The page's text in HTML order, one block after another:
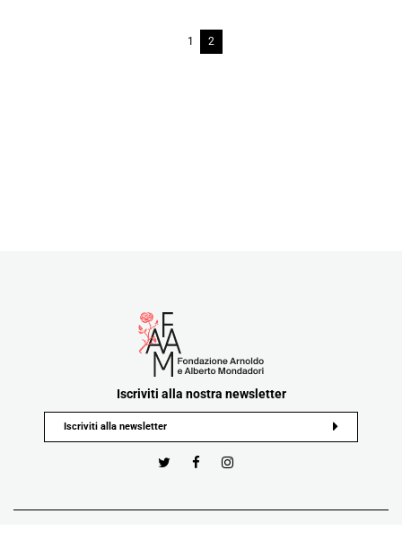
1 2
Iscriviti alla nostra newsletter